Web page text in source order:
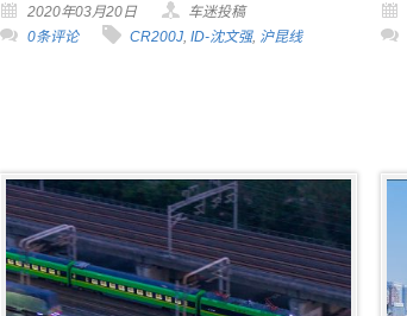
2020年03月20日
车迷投稿
0条评论
CR200J, ID-沈文强, 沪昆线